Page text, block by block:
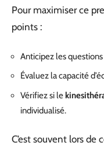
Pour maximiser ce
points :
Anticipez les
Évaluez la capacité
Vérifiez si le
individualisé.
C’est souvent lors